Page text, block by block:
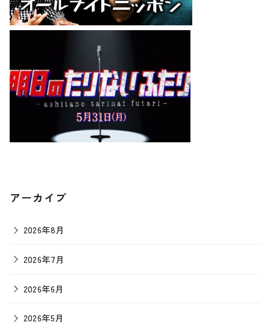
アーカイブ
2026年8月
2026年7月
2026年6月
2026年5月